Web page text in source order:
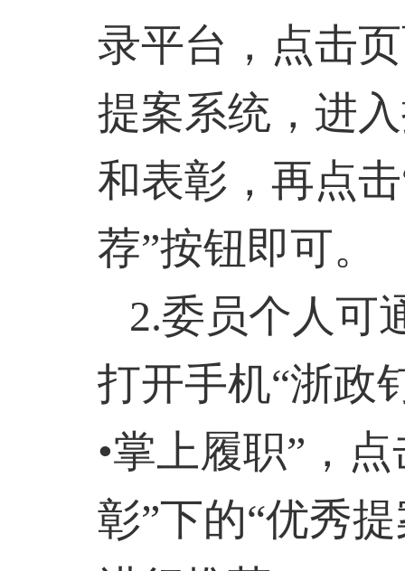
录平台，点击
提案系统，进
和表彰，再点
荐”按钮即可。
2.委员个人可
打开手机“浙政
•掌上履职”，
彰”下的“优秀